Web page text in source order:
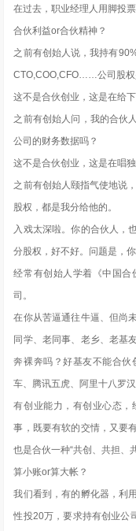
在过去，职业经理人用脚投
合伙利益or合伙精神？
之前有创始人说，我持有
CTO,COO,CFO……公司股权
这不是合伙创业，这是在给下
之前有创始人问，我的合伙
公司的财务数据吗？
这不是合伙创业，这是在唱独
之前有创始人颐指气使地说
股权，都是我分给他的。
入戏太深啦。你的合伙人，
分股权，好不好。问题是，
经常有创始人学着《中国
司。
在你从苦逼通往牛逼、但尚
同学、老同事、老乡、老基
奔裸奔吗？好基友不能合
车、腾讯五虎、阿里十八罗
有创业能力，有创业心态
事，既要有软的交情，又要
也是合伙一种“共创、共担、
算小账or算大帐？
我们看到，有的孵化器，利
性投20万，要求持有创业公